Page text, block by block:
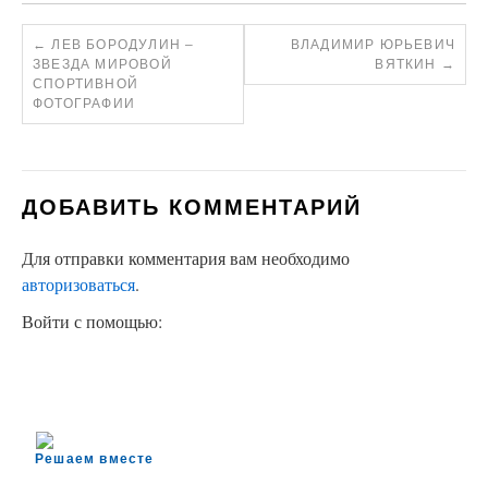
← ЛЕВ БОРОДУЛИН –
ЗВЕЗДА МИРОВОЙ
СПОРТИВНОЙ
ФОТОГРАФИИ
ВЛАДИМИР ЮРЬЕВИЧ
ВЯТКИН
→
ДОБАВИТЬ КОММЕНТАРИЙ
Для отправки комментария вам необходимо
авторизоваться.
Войти с помощью:
Решаем вместе